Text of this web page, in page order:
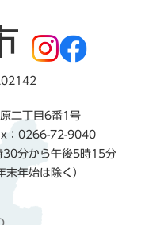
二丁目6番1号
：0266-72-9040
30分から午後5時15分
末年始は除く）